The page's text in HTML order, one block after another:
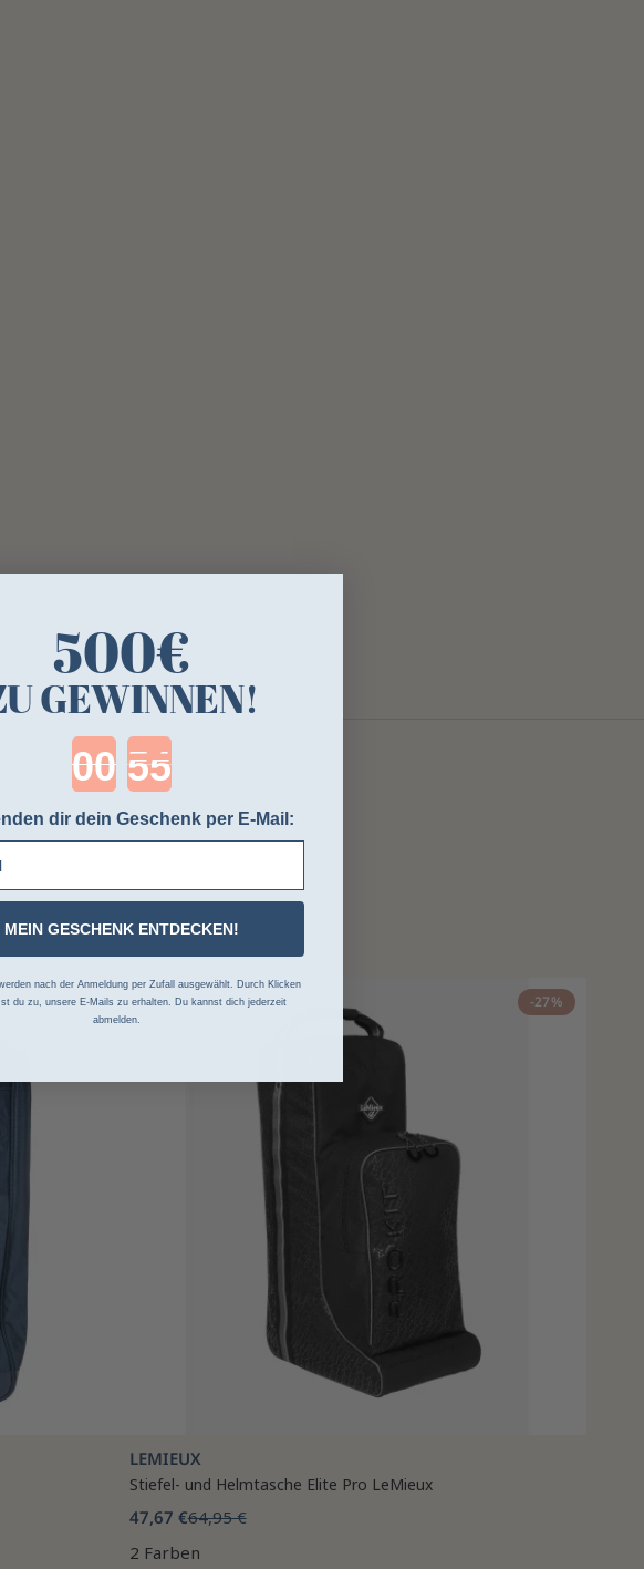
-45% -27%
LEMIEUX
Stiefel- und Helmtasche Elite Pro LeMieux
47,67 €64,95 €
2 Farben
500€
GEWINNEN!
Countdown ends in:
dir dein Geschenk per E-Mail:
MEIN GESCHENK ENTDECKEN!
nach der Anmeldung per Zufall ausgewählt. Durch Klicken
du zu, unsere E-Mails zu erhalten. Du kannst dich jederzeit
abmelden.